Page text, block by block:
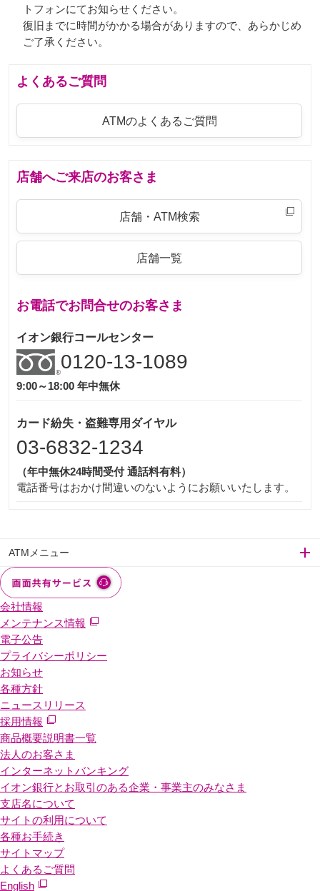
トフォンにてお知らせください。
復旧までに時間がかかる場合がありますので、あらかじめ
ご了承ください。
よくあるご質問
ATMのよくあるご質問
店舗へご来店のお客さま
店舗・ATM検索
店舗一覧
お電話でお問合せのお客さま
イオン銀行コールセンター
0120-13-1089
9:00～18:00 年中無休
カード紛失・盗難専用ダイヤル
03-6832-1234
（年中無休24時間受付 通話料有料）
電話番号はおかけ間違いのないようにお願いいたします。
ATMメニュー
会社情報
メンテナンス情報
電子公告
プライバシーポリシー
お知らせ
各種方針
ニュースリリース
採用情報
商品概要説明書一覧
法人のお客さま
インターネットバンキング
イオン銀行とお取引のある企業・事業主のみなさま
支店名について
サイトの利用について
各種お手続き
サイトマップ
よくあるご質問
English